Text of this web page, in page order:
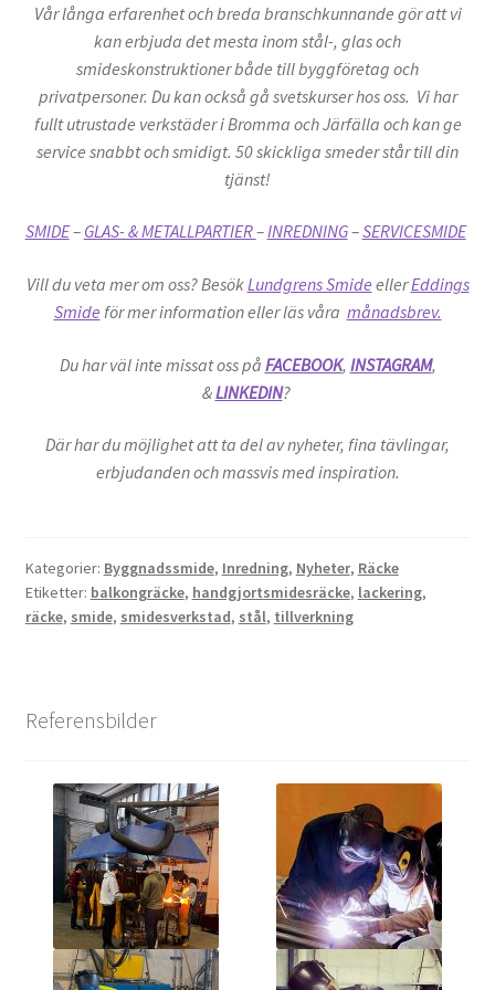
Vår långa erfarenhet och breda branschkunnande gör att vi
kan erbjuda det mesta inom stål-, glas och
smideskonstruktioner både till byggföretag och
privatpersoner. Du kan också gå svetskurser hos oss. Vi har
fullt utrustade verkstäder i Bromma och Järfälla och kan ge
service snabbt och smidigt. 50 skickliga smeder står till din
tjänst!
SMIDE– GLAS- & METALLPARTIER–INREDNING–SERVICESMIDE
Vill du veta mer om oss? BesökLundgrens Smide ellerEddings
Smide för mer information eller läs våra månadsbrev.
Du har väl inte missat oss på FACEBOOK, INSTAGRAM,
&LINKEDIN?
Där har du möjlighet att ta del av nyheter, fina tävlingar,
erbjudanden och massvis med inspiration.
Kategorier: Byggnadssmide, Inredning, Nyheter, Räcke
Etiketter: balkongräcke, handgjortsmidesräcke, lackering,
räcke, smide, smidesverkstad, stål, tillverkning
Referensbilder